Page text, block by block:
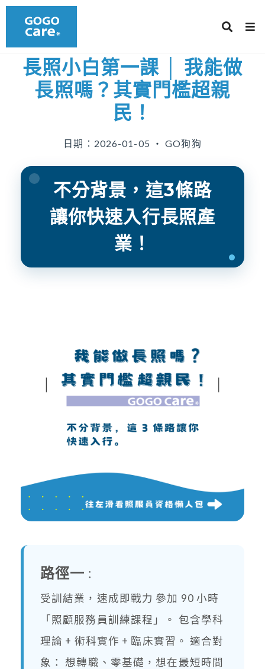
長照小白第一課 │ 我能做
長照嗎？其實門檻超親
民！
日期：2026-01-05 ‧ GO狗狗
不分背景，這3條路
讓你快速入行長照產
業！
路徑一 ：
受訓結業，速成即戰力 參加 90 小時
「照顧服務員訓練課程」。 包含學科
理論 + 術科實作 + 臨床實習。 適合對
象： 想轉職、零基礎，想在最短時間